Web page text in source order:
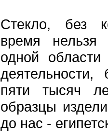
Стекло, без
время
одной
пяти тысяч
образцы
до нас -